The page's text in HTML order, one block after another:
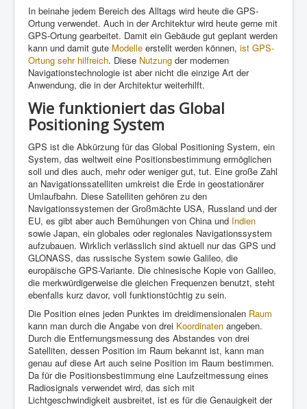
In beinahe jedem Bereich des Alltags wird heute die GPS-
Ortung verwendet. Auch in der Architektur wird heute gerne mit
GPS-Ortung gearbeitet. Damit ein Gebäude gut geplant werden
kann und damit gute Modelle erstellt werden können, ist GPS-
Ortung sehr hilfreich. Diese Nutzung der modernen
Navigationstechnologie ist aber nicht die einzige Art der
Anwendung, die in der Architektur weiterhilft.
Wie funktioniert das Global
Positioning System
GPS ist die Abkürzung für das Global Positioning System, ein
System, das weltweit eine Positionsbestimmung ermöglichen
soll und dies auch, mehr oder weniger gut, tut. Eine große Zahl
an Navigationssatelliten umkreist die Erde in geostationärer
Umlaufbahn. Diese Satelliten gehören zu den
Navigationssystemen der Großmächte USA, Russland und der
EU, es gibt aber auch Bemühungen von China und Indien
sowie Japan, ein globales oder regionales Navigationssystem
aufzubauen. Wirklich verlässlich sind aktuell nur das GPS und
GLONASS, das russische System sowie Galileo, die
europäische GPS-Variante. Die chinesische Kopie von Galileo,
die merkwürdigerweise die gleichen Frequenzen benutzt, steht
ebenfalls kurz davor, voll funktionstüchtig zu sein.
Die Position eines jeden Punktes im dreidimensionalen Raum
kann man durch die Angabe von drei Koordinaten angeben.
Durch die Entfernungsmessung des Abstandes von drei
Satelliten, dessen Position im Raum bekannt ist, kann man
genau auf diese Art auch seine Position im Raum bestimmen.
Da für die Positionsbestimmung eine Laufzeitmessung eines
Radiosignals verwendet wird, das sich mit
Lichtgeschwindigkeit ausbreitet, ist es für die Genauigkeit der